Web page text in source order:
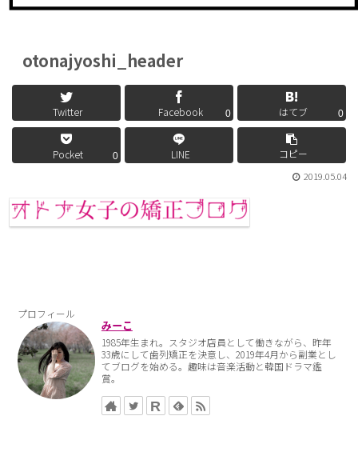
otonajyoshi_header
Twitter Facebook 0 はてブ 0
Pocket 0 LINE コピー
2019.05.04
プロフィール
みーこ
1985年生まれ。スタジオ店員として働きながら、昨年
33歳にして歯列矯正を決意し、2019年4月から副業とし
てブログを始める。趣味は音楽活動と韓国ドラマ鑑
賞。